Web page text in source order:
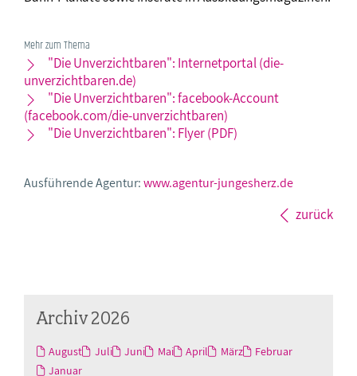
Mehr zum Thema
"Die Unverzichtbaren": Internetportal (die-
unverzichtbaren.de)
"Die Unverzichtbaren": facebook-Account
(facebook.com/die-unverzichtbaren)
"Die Unverzichtbaren": Flyer (PDF)
Ausführende Agentur:www.agentur-jungesherz.de
zurück
Archiv 2026
August Juli Juni Mai April März
Februar
Januar